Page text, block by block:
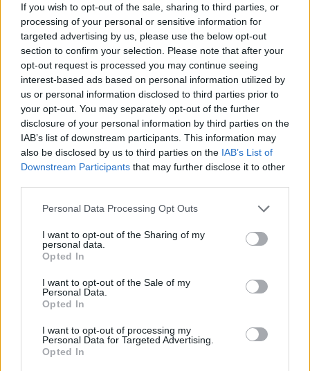
If you wish to opt-out of the sale, sharing to third parties, or
processing of your personal or sensitive information for
targeted advertising by us, please use the below opt-out
section to confirm your selection. Please note that after your
opt-out request is processed you may continue seeing
interest-based ads based on personal information utilized by
us or personal information disclosed to third parties prior to
your opt-out. You may separately opt-out of the further
disclosure of your personal information by third parties on the
IAB’s list of downstream participants. This information may
also be disclosed by us to third parties on the IAB’s List of
Downstream Participants that may further disclose it to other
Please note that this website/app uses one or more Google
not limited to your visit or usage behaviour. You may click to
grant or deny consent to Google and its third-party tags to
use your data for below specified purposes in below Google
consent section.
Personal Data Processing Opt Outs
I want to opt-out of the Sharing of my
personal data.
Opted In
I want to opt-out of the Sale of my
Personal Data.
Opted In
I want to opt-out of processing my
Personal Data for Targeted Advertising.
Opted In
Αναλυτικά, τον Ιούλιο (1η έως 31) οι πυρκαγιές
έκαψαν περί τα 40.000 στρέμματα στη Δαδιά
Έβρου, 27.800 στρέμματα στην Πεντέλη, 24.500
στρέμματα στη Λέσβο, 20.020 στρέμματα στις
Μέλαμπες Κρήτης, 12.150 στρέμματα στην Ιτέα και
8.250 στρέμματα στις Πόρτες Πελοποννήσου.